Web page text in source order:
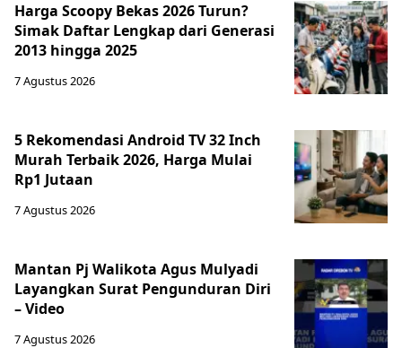
Harga Scoopy Bekas 2026 Turun?
Simak Daftar Lengkap dari Generasi
2013 hingga 2025
7 Agustus 2026
5 Rekomendasi Android TV 32 Inch
Murah Terbaik 2026, Harga Mulai
Rp1 Jutaan
7 Agustus 2026
Mantan Pj Walikota Agus Mulyadi
Layangkan Surat Pengunduran Diri
– Video
7 Agustus 2026